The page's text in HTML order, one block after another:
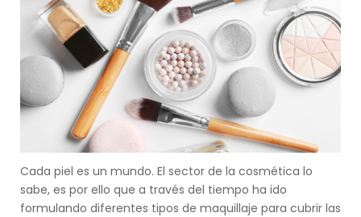
Cada piel es un mundo. El sector de la cosmética lo
sabe, es por ello que a través del tiempo ha ido
formulando diferentes tipos de maquillaje para cubrir las